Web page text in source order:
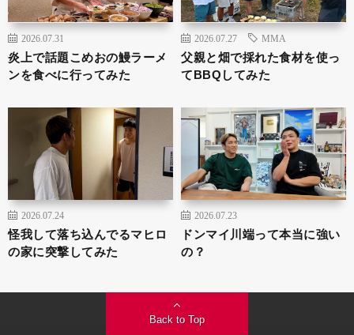
2026.07.31
炎上で話題こめおの鰻ラーメ
ンを食べに行ってみた
2026.07.27 MMA
父親と畑で採れた食材を使っ
てBBQしてみた
2026.07.24
怪我して落ち込んでるマヒロ
の家に突撃してみた
2026.07.23
ドンマイ川端って本当に強い
の？
Back to Top